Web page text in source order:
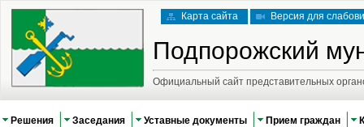
Карта сайта Версия для
Подпорожский
Официальный сайт представительных
Решения Заседания Уставные документы Прием граждан